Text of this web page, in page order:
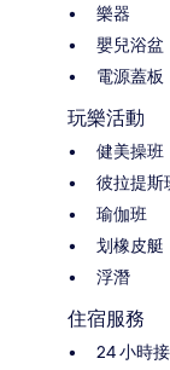
樂器
嬰兒浴盆
電源蓋板
玩樂活動
健美操班
彼拉提斯
瑜伽班
划橡皮艇
浮潛
住宿服務
24 小時